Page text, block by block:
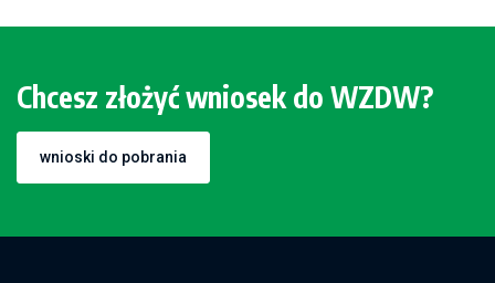
Chcesz złożyć wniosek do WZDW?
wnioski do pobrania